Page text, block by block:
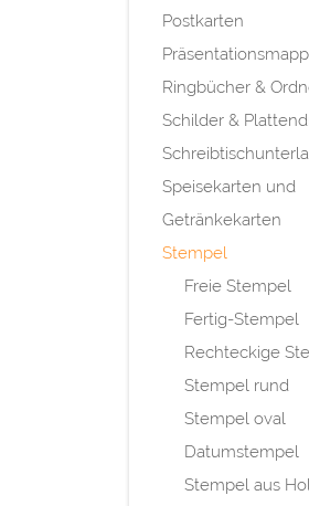
Postkarten
Ringbücher &
Schilder &
Speisekarten und
Getränkekarten
Stempel
Freie Stempel
Fertig-Stempel
Rechteckige
Stempel rund
Stempel oval
Datumstempel
Stempel aus